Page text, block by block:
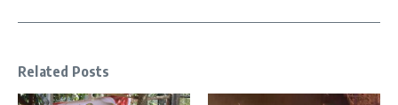
Related Posts